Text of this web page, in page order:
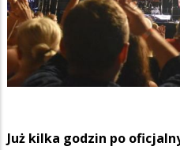
Już kilka godzin po